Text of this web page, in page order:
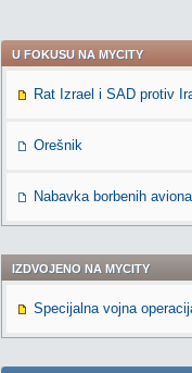
U FOKUSU NA MYCITY
Rat Izrael i SAD protiv
Orešnik
Nabavka borbenih
IZDVOJENO NA MYCITY
Specijalna vojna